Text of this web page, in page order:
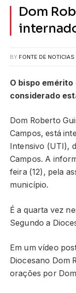
Dom
BY FONTE DE NOTICIAS
O bispo emérito
considerado
Dom Roberto
Campos, está
Intensivo (UTI),
Campos. A
feira (12), pela
município.
É a quarta vez
Segundo a
Em um vídeo
Diocesano Dom
orações por